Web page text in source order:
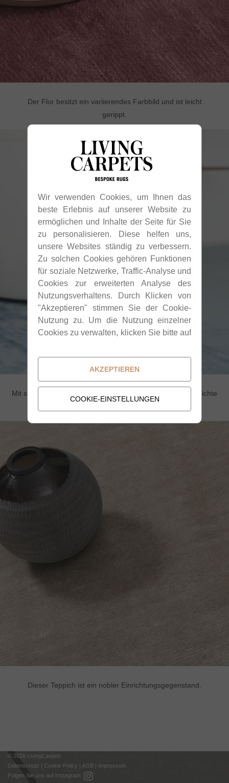
Der Flor besitzt ein variierendes Farbbild und ist leicht
gerippt.
Mit seinem dezenten Glanz strahlt dieser Teppich eine schlichte
Dieser Teppich ist ein nobler Einrichtungsgegenstand.
© 2026 LivingCarpets
Datenschutz
Cookie Policy AGB
Impressum
Folgen Sie uns auf Instagram:
Wir verwenden Cookies, um Ihnen das
beste Erlebnis auf unserer Website zu
ermöglichen und Inhalte der Seite für Sie
zu personalisieren. Diese helfen uns,
unsere Websites ständig zu verbessern.
Zu solchen Cookies gehören Funktionen
für soziale Netzwerke, Traffic-Analyse und
Cookies zur erweiterten Analyse des
Nutzungsverhaltens. Durch Klicken von
"Akzeptieren" stimmen Sie der Cookie-
Nutzung zu. Um die Nutzung einzelner
Cookies zu verwalten, klicken Sie bitte auf
AKZEPTIEREN
COOKIE-EINSTELLUNGEN